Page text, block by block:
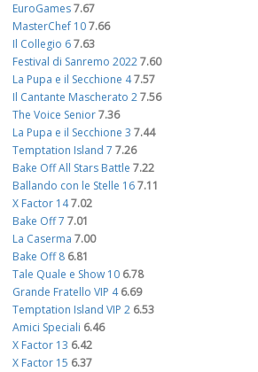
EuroGames7.67
MasterChef 107.66
Il Collegio 67.63
Festival di Sanremo 20227.60
La Pupa e il Secchione 47.57
Il Cantante Mascherato 27.56
The Voice Senior7.36
La Pupa e il Secchione 3 7.44
Temptation Island 7 7.26
Bake Off All Stars Battle 7.22
Ballando con le Stelle 167.11
X Factor 147.02
Bake Off 7 7.01
La Caserma 7.00
Bake Off 8 6.81
Tale Quale e Show 10 6.78
Grande Fratello VIP 4 6.69
Temptation Island VIP 2 6.53
Amici Speciali 6.46
X Factor 13 6.42
X Factor 15 6.37